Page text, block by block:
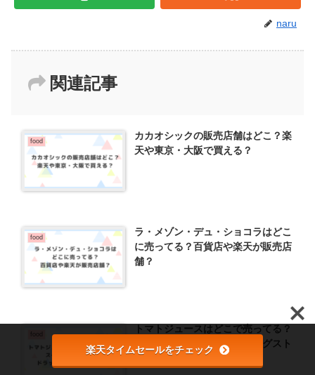
naru
関連記事
food
カカオシックの販売店舗はどこ？楽
天や東京・大阪で買える？
food
ラ・メゾン・デュ・ショコラはどこ
に売ってる？百貨店や楽天が販売店
舗？
トマトジュースはどこで売ってる？
スーパーやコンビニ・ドラッグスト
アが販売店舗？
楽天タイムセールをチェック